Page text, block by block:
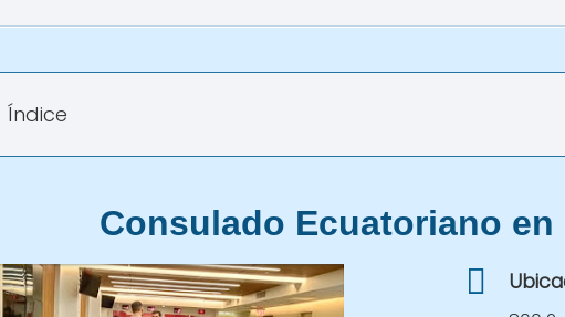
Índice
Consulado Ecuatoriano en